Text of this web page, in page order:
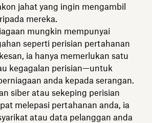
jahat yang ingin mengambil
mereka.
mungkin mempunyai
seperti perisian pertahanan
ia hanya memerlukan satu
kegagalan perisian—untuk
anda kepada serangan.
siber atau sekeping perisian
melepasi pertahanan anda, ia
atau data pelanggan anda